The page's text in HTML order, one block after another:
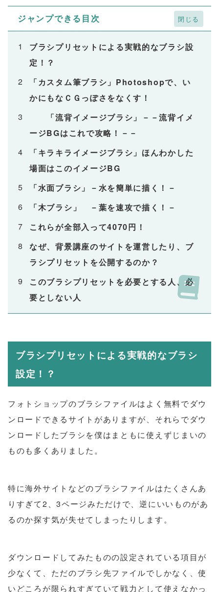
ジャンプできる目次
ブラシプリセットによる実戦的なブラシ設
定！？
「カスタム筆ブラシ」Photoshopで、い
かにもなＣＧっぽさをなくす！
「流背イメージブラシ」－－流背イメ
ージBGはこれで攻略！－－
「キラキライメージブラシ」ほんわかした
場面はこのイメージBG
「水面ブラシ」－水を簡単に描く！－
「木ブラシ」 －葉を速攻で描く！－
これらが全部入って4070円！
なぜ、背景講座のサイトを運営したり、ブ
ラシプリセットを公開するのか？
このブラシプリセットを必要とする人、必
要としない人
ブラシプリセットによる実戦的なブラシ
設定！？
フォトショップのブラシファイルはよく無料でダウ
ンロードできるサイトがありますが、それらでダウ
ンロードしたブラシを僕はまともに使えずじまいの
ものも多くありました。
特に海外サイトなどのブラシファイルはたくさんあ
りすぎて2、3ページみただけで、逆にいいものがあ
るのか探す気が失せてしまったりします。
ダウンロードしてみたものの設定されている項目が
少なくて、ただのブラシ先ファイルでしかなく、使
いどころが限られすぎていて戦力として使えなかっ